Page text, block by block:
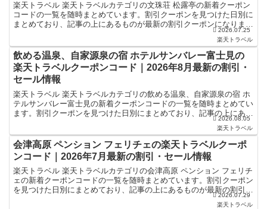
楽天トラベル 楽天トラベルカテゴリの文珠荘 松露亭の新着クーポン
コードの一覧を随時まとめています。割引クーポンを見つけた日別に
まとめており、記事の上にあるものが最新の割引クーポンになりま
す。ホテル・旅館宿泊の予約などで使えるクーポンやセール...2026.07.25
楽天トラベル
飲める温泉、自家源泉の宿 ホテルサンバレー富士見の
楽天トラベルクーポンコード｜2026年8月最新の割引・
セール情報
楽天トラベル 楽天トラベルカテゴリの飲める温泉、自家源泉の宿 ホ
テルサンバレー富士見の新着クーポンコードの一覧を随時まとめてい
ます。割引クーポンを見つけた日別にまとめており、記事の上にある
ものが最新の割引クーポンになります。ホテル・旅館宿泊...2026.08.05
楽天トラベル
会津高原 ペンション フェリチェの楽天トラベルクーポ
ンコード｜2026年7月最新の割引・セール情報
楽天トラベル 楽天トラベルカテゴリの会津高原 ペンション フェリチ
ェの新着クーポンコードの一覧を随時まとめています。割引クーポン
を見つけた日別にまとめており、記事の上にあるものが最新の割引ク
ーポンになります。ホテル・旅館宿泊の予約などで使え...
2026.07.29
楽天トラベル